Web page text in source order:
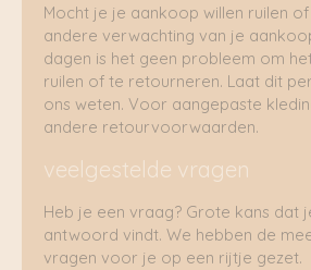
Mocht je je aankoop willen ruilen
andere verwachting van je
dagen is het geen probleem om
ruilen of te retourneren. Laat dit per
ons weten. Voor aangepaste
andere retourvoorwaarden.
veelgestelde vragen
Heb je een vraag? Grote kans dat
antwoord vindt. We hebben de
vragen voor je op een rijtje gezet.